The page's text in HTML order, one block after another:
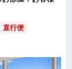
直行便